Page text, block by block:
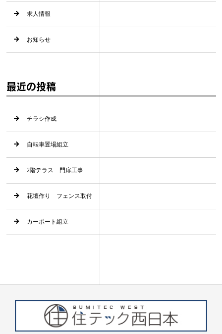
求人情報
お知らせ
最近の投稿
チラシ作成
自転車置場組立
2階テラス 門扉工事
花壇作り フェンス取付
カーポート組立